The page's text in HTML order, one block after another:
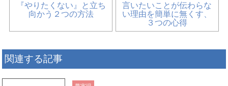
『やりたくない』と立ち
向かう２つの方法
言いたいことが伝わらな
い理由を簡単に無くす、
３つの心得
関連する記事